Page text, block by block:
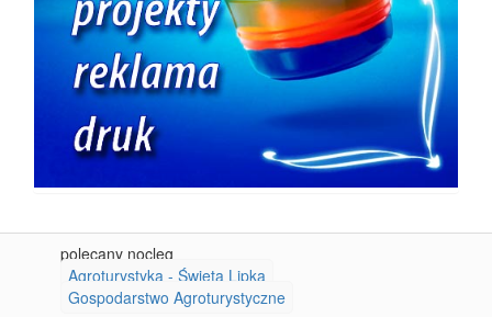
polecany nocleg
Agroturystyka - Święta Lipka
Gospodarstwo Agroturystyczne